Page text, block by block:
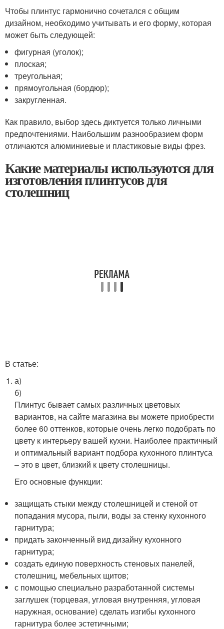
Чтобы плинтус гармонично сочетался с общим
дизайном, необходимо учитывать и его форму, которая
может быть следующей:
фигурная (уголок);
плоская;
треугольная;
прямоугольная (бордюр);
закругленная.
Как правило, выбор здесь диктуется только личными
предпочтениями. Наибольшим разнообразием форм
отличаются алюминиевые и пластиковые виды фрез.
Какие материалы используются для
изготовления плинтусов для
столешниц
В статье:
а)
б)
Плинтус бывает самых различных цветовых
вариантов, на сайте магазина вы можете приобрести
более 60 оттенков, которые очень легко подобрать по
цвету к интерьеру вашей кухни. Наиболее практичный
и оптимальный вариант подбора кухонного плинтуса
– это в цвет, близкий к цвету столешницы.
Его основные функции:
защищать стыки между столешницей и стеной от
попадания мусора, пыли, воды за стенку кухонного
гарнитура;
придать законченный вид дизайну кухонного
гарнитура;
создать единую поверхность стеновых панелей,
столешниц, мебельных щитов;
с помощью специально разработанной системы
заглушек (торцевая, угловая внутренняя, угловая
наружная, основание) сделать изгибы кухонного
гарнитура более эстетичными;